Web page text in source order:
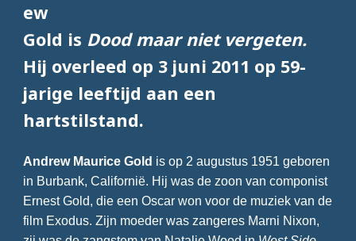
ew
Gold is Dood maar niet vergeten.
Hij overleed op 3 juni 2011 op 59-
jarige leeftijd aan een
hartstilstand.
Andrew Maurice Gold is op 2 augustus 1951 geboren
in Burbank, Californië. Hij was de zoon van componist
Ernest Gold, die een Oscar won voor de muziek van de
film Exodus. Zijn moeder was zangeres Marni Nixon,